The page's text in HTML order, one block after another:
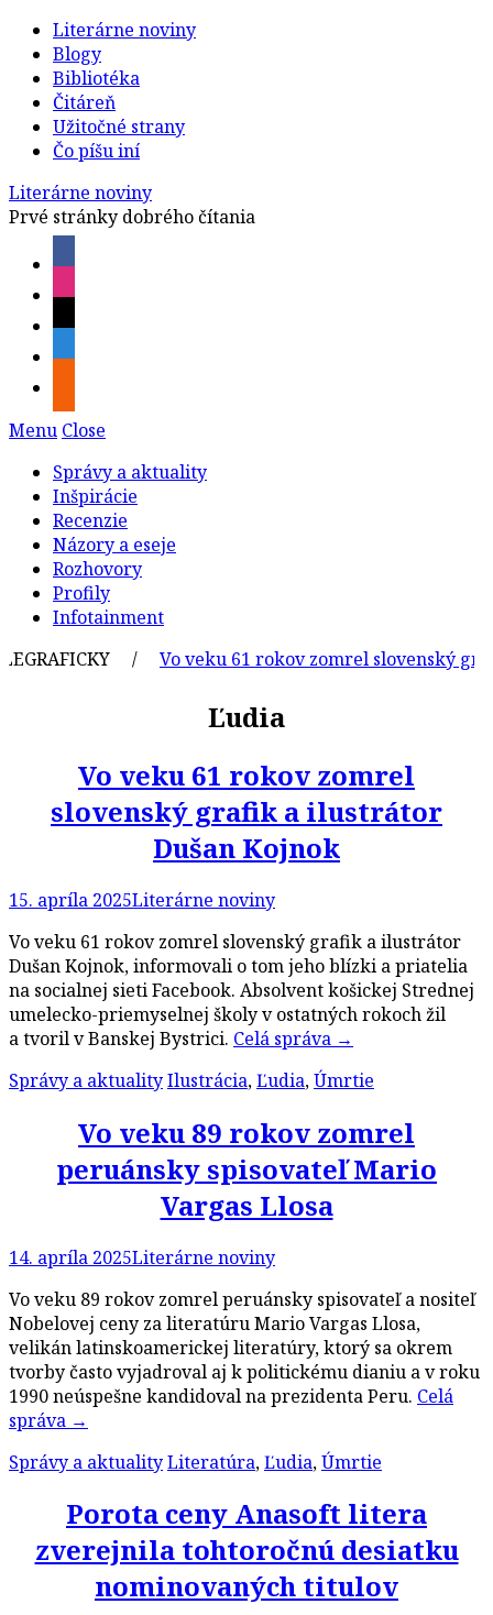
Literárne noviny
Blogy
Bibliotéka
Čitáreň
Užitočné strany
Čo píšu iní
Literárne noviny
Prvé stránky dobrého čítania
Menu Close
Správy a aktuality
Inšpirácie
Recenzie
Názory a eseje
Rozhovory
Profily
Infotainment
/
Vo veku 61 rokov zomrel slovenský grafik
Ľudia
Vo veku 61 rokov zomrel
slovenský grafik a ilustrátor
Dušan Kojnok
15. apríla 2025Literárne noviny
Vo veku 61 rokov zomrel slovenský grafik a ilustrátor
Dušan Kojnok, informovali o tom jeho blízki a priatelia
na socialnej sieti Facebook. Absolvent košickej Strednej
umelecko-priemyselnej školy v ostatných rokoch žil
a tvoril v Banskej Bystrici. Celá správa →
Správy a aktualityIlustrácia,Ľudia,Úmrtie
Vo veku 89 rokov zomrel
peruánsky spisovateľ Mario
Vargas Llosa
14. apríla 2025Literárne noviny
Vo veku 89 rokov zomrel peruánsky spisovateľ a nositeľ
Nobelovej ceny za literatúru Mario Vargas Llosa,
velikán latinskoamerickej literatúry, ktorý sa okrem
tvorby často vyjadroval aj k politickému dianiu a v roku
1990 neúspešne kandidoval na prezidenta Peru. Celá
správa →
Správy a aktualityLiteratúra,Ľudia,Úmrtie
Porota ceny Anasoft litera
zverejnila tohtoročnú desiatku
nominovaných titulov